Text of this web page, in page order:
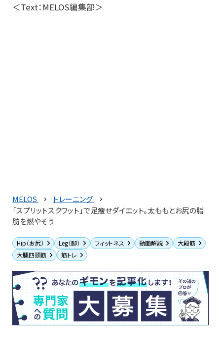
＜Text：MELOS編集部＞
MELOS
トレーニング
「スプリットスクワット」で足痩せダイエット。太ももとお尻の脂
肪を燃やそう
Hip（お尻） Leg（脚） フィットネス 動画解説
大殿筋
大腿四頭筋
筋トレ